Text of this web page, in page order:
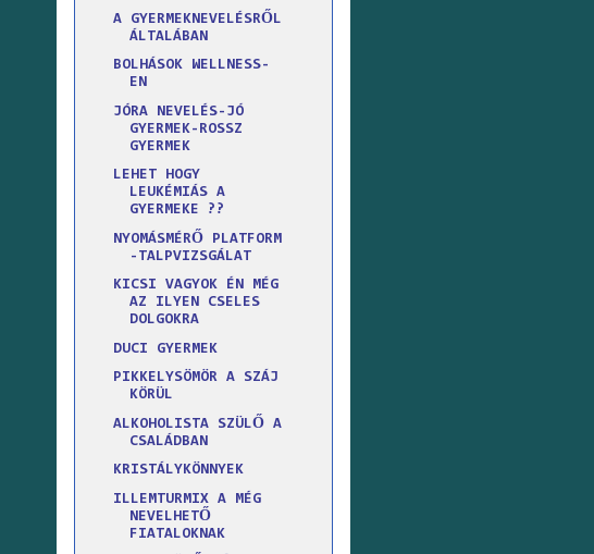
A GYERMEKNEVELÉSRŐL
ÁLTALÁBAN
BOLHÁSOK WELLNESS-
EN
JÓRA NEVELÉS-JÓ
GYERMEK-ROSSZ
GYERMEK
LEHET HOGY
LEUKÉMIÁS A
GYERMEKE ??
NYOMÁSMÉRŐ PLATFORM
-TALPVIZSGÁLAT
KICSI VAGYOK ÉN MÉG
AZ ILYEN CSELES
DOLGOKRA
DUCI GYERMEK
PIKKELYSÖMÖR A SZÁJ
KÖRÜL
ALKOHOLISTA SZÜLŐ A
CSALÁDBAN
KRISTÁLYKÖNNYEK
ILLEMTURMIX A MÉG
NEVELHETŐ
FIATALOKNAK